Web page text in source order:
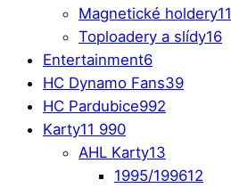
Magnetické holdery11
Toploadery a slídy16
Entertainment6
HC Dynamo Fans39
HC Pardubice992
Karty11 990
AHL Karty13
1995/199612